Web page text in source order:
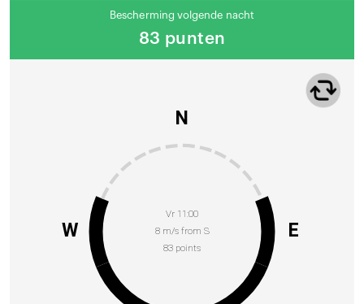
Bescherming volgende nacht
83 punten
Vr 11:00
8 m/s from S
83 points
N
E
W